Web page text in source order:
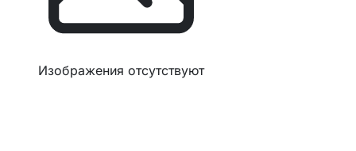
Изображения отсутствуют